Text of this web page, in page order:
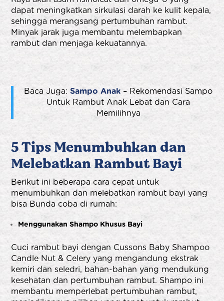
dapat meningkatkan sirkulasi darah ke kulit kepala,
sehingga merangsang pertumbuhan rambut.
Minyak jarak juga membantu melembapkan
rambut dan menjaga kekuatannya.
Baca Juga: Sampo Anak – Rekomendasi Sampo
Untuk Rambut Anak Lebat dan Cara
Memilihnya
5 Tips Menumbuhkan dan
Melebatkan Rambut Bayi
Berikut ini beberapa cara cepat untuk
menumbuhkan dan melebatkan rambut bayi yang
bisa Bunda coba di rumah:
Menggunakan Shampo Khusus Bayi
Cuci rambut bayi dengan Cussons Baby Shampoo
Candle Nut & Celery yang mengandung ekstrak
kemiri dan seledri, bahan-bahan yang mendukung
kesehatan dan pertumbuhan rambut. Shampo ini
membantu memperlebat pertumbuhan rambut,